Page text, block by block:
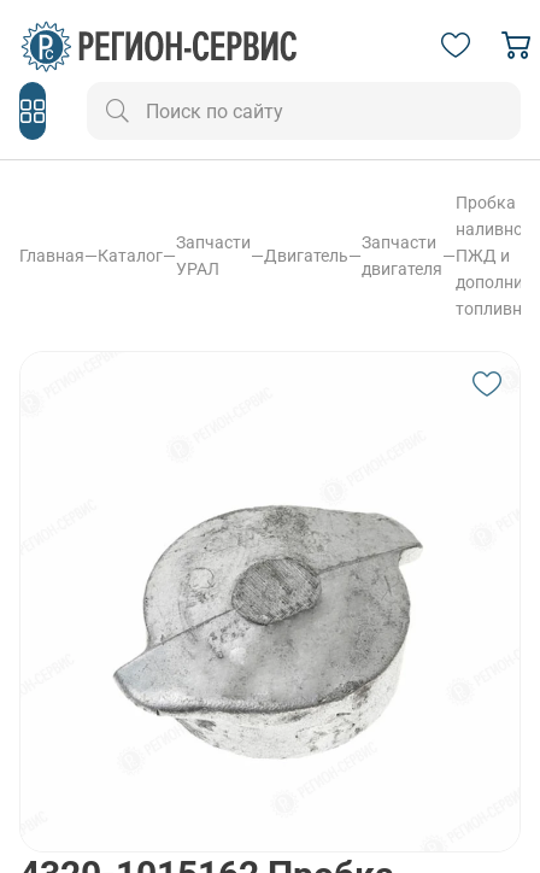
Главная—Каталог—
Запчасти
УРАЛ
—Двигатель—
Запчасти
двигателя
—
Пробка
наливной
ПЖД и